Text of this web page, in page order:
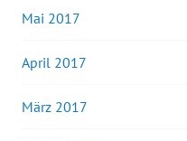
Mai 2017
April 2017
März 2017